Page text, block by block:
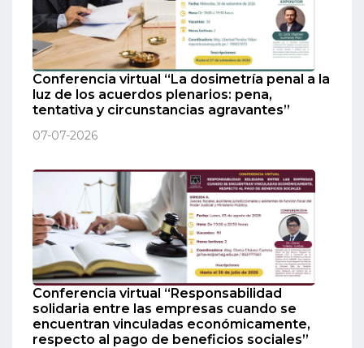
Conferencia virtual “La dosimetría penal a la
luz de los acuerdos plenarios: pena,
tentativa y circunstancias agravantes”
07-07-2026
Conferencia virtual “Responsabilidad
solidaria entre las empresas cuando se
encuentran vinculadas económicamente,
respecto al pago de beneficios sociales”